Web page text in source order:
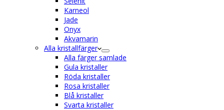
Karneol
Jade
Onyx
Akvamarin
Alla kristallfärger
Alla färger samlade
Gula kristaller
Röda kristaller
Rosa kristaller
Blå kristaller
Svarta kristaller